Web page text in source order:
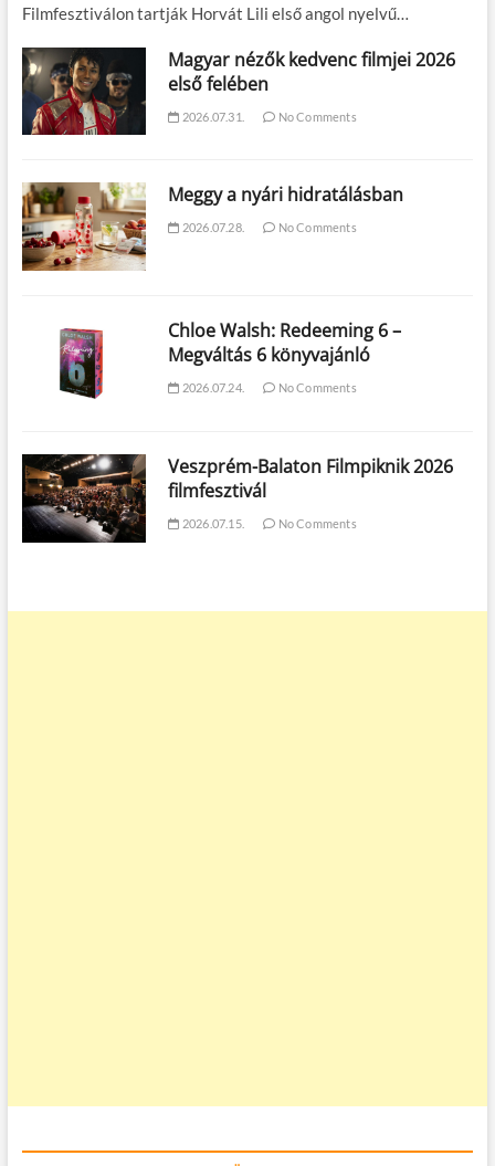
Filmfesztiválon tartják Horvát Lili első angol nyelvű…
Magyar nézők kedvenc filmjei 2026
első felében
2026.07.31. No Comments
Meggy a nyári hidratálásban
2026.07.28. No Comments
Chloe Walsh: Redeeming 6 –
Megváltás 6 könyvajánló
2026.07.24. No Comments
Veszprém-Balaton Filmpiknik 2026
filmfesztivál
2026.07.15. No Comments